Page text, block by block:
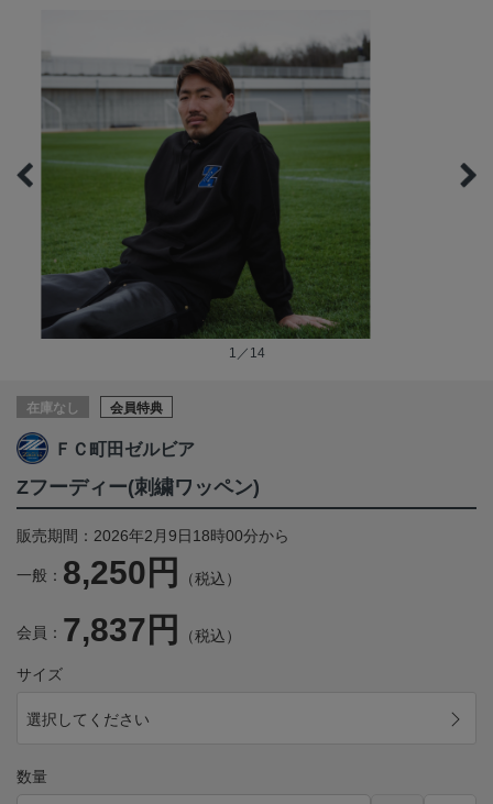
1／14
在庫なし 会員特典
ＦＣ町田ゼルビア
Zフーディー(刺繍ワッペン)
販売期間：2026年2月9日18時00分から
一般： 8,250円 （税込）
会員： 7,837円 （税込）
サイズ
選択してください
数量